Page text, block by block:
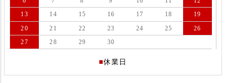
13
14 15 16 17 18
19
20
21 22 23 24 25
26
27
28 29 30
■休業日